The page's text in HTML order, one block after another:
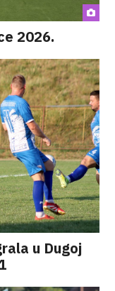
2026.
u Dugoj